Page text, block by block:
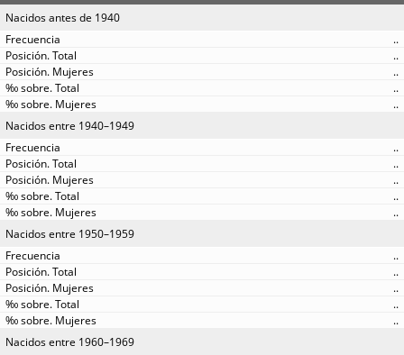
Nacidos antes de 1940
..
..
..
..
..
Nacidos entre 1940–1949
..
..
..
..
..
Nacidos entre 1950–1959
..
..
..
..
..
Nacidos entre 1960–1969